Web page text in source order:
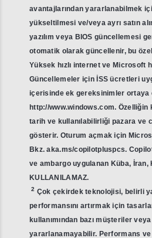
avantajlarından yararlanabilmek
yükseltilmesi ve/veya ayrı satın
yazılım veya BIOS güncellemesi
otomatik olarak güncellenir, bu
Yüksek hızlı internet ve Microsoft
Güncellemeler için İSS ücretleri
içerisinde ek gereksinimler ortaya
http://www.windows.com. Özelliğin
tarih ve kullanılabilirliği pazara ve
gösterir. Oturum açmak için
Bkz. aka.ms/copilotpluspcs.
ve ambargo uygulanan Küba, İran,
KULLANILAMAZ.
2 Çok çekirdek teknolojisi, belirli
performansını artırmak için
kullanımından bazı müşteriler veya
yararlanamayabilir. Performans ve